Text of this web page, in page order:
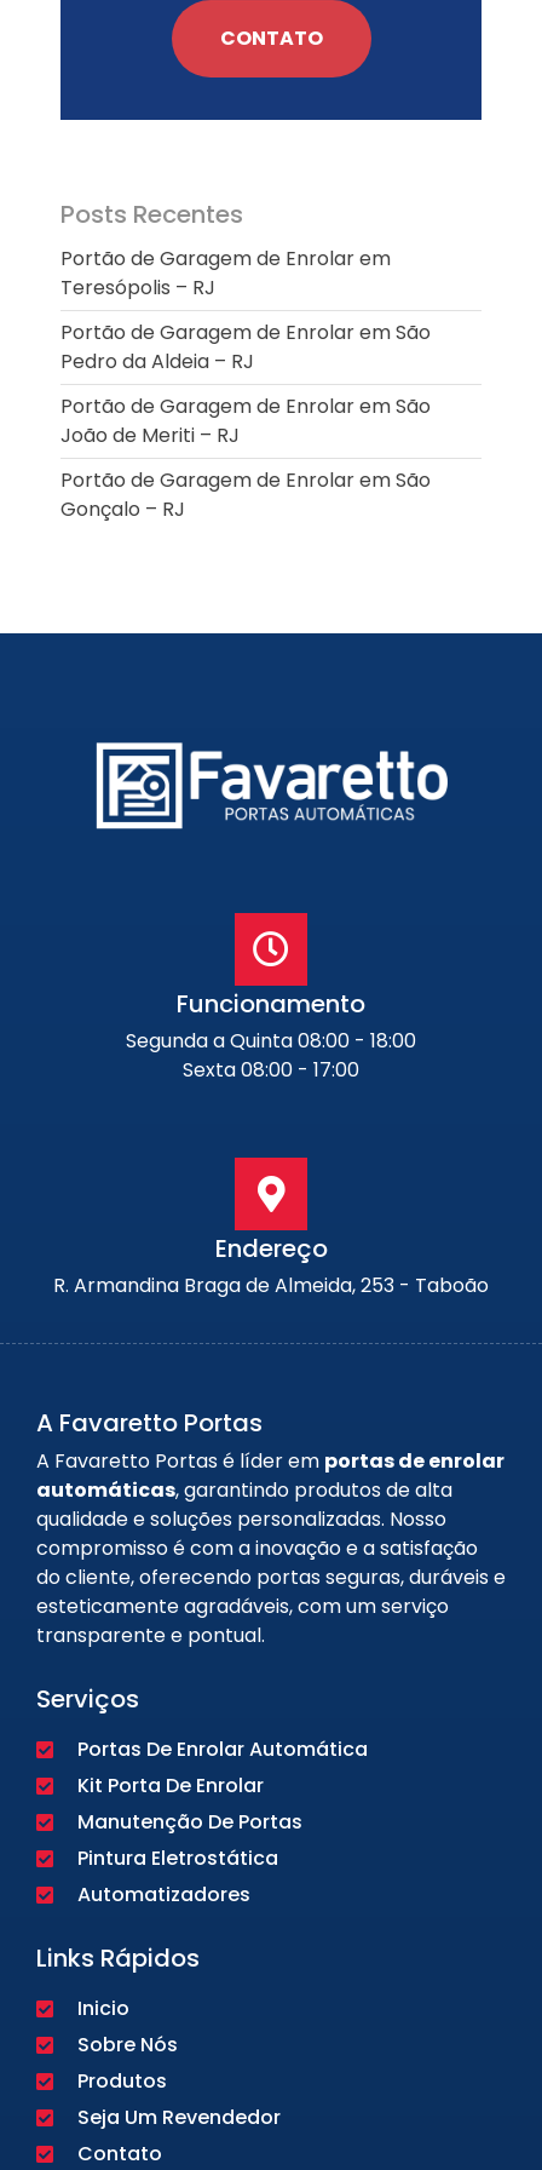
Portão de Garagem de
Enrolar em Petrópolis – RJ
Enrolar em Paraty – RJ
RJ
CONTATO
Posts Recentes
Portão de Garagem de Enrolar em
Teresópolis – RJ
Portão de Garagem de Enrolar em São
Pedro da Aldeia – RJ
Portão de Garagem de Enrolar em São
João de Meriti – RJ
Portão de Garagem de Enrolar em São
Gonçalo – RJ
Funcionamento
Segunda a Quinta 08:00 - 18:00
Sexta 08:00 - 17:00
Endereço
R. Armandina Braga de Almeida, 253 - Taboão
A Favaretto Portas
A Favaretto Portas é líder em portas de enrolar
automáticas, garantindo produtos de alta
qualidade e soluções personalizadas. Nosso
compromisso é com a inovação e a satisfação
do cliente, oferecendo portas seguras, duráveis e
esteticamente agradáveis, com um serviço
transparente e pontual.
Serviços
Portas De Enrolar Automática
Kit Porta De Enrolar
Manutenção De Portas
Pintura Eletrostática
Automatizadores
Links Rápidos
Inicio
Sobre Nós
Produtos
Seja Um Revendedor
Contato